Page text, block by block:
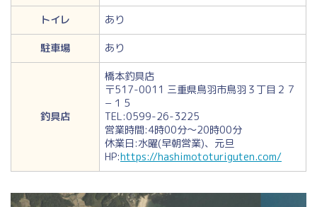
トイレ
あり
駐車場
あり
釣具店
橋本釣具店
〒517-0011 三重県鳥羽市鳥羽３丁目２７
−１５
TEL:0599-26-3225
営業時間:4時00分～20時00分
休業日:水曜(早朝営業)、元旦
HP:https://hashimototuriguten.com/